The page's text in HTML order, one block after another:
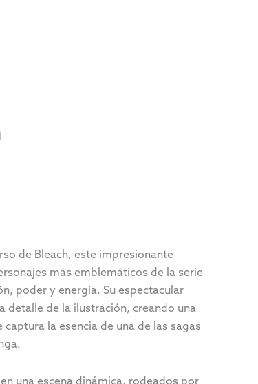
de Bleach, este impresionante
más emblemáticos de la serie
poder y energía. Su espectacular
detalle de la ilustración, creando una
la esencia de una de las sagas
una escena dinámica, rodeados por